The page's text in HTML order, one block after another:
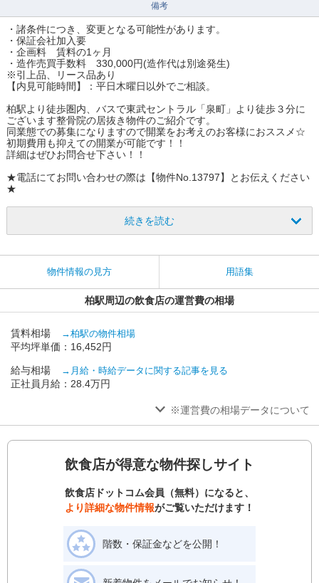
備考
・諸条件につき、変更となる可能性があります。
・保証会社加入要
・企画料 賃料の1ヶ月
・造作売買手数料 330,000円(造作代は別途発生)
※引上品、リース品あり
【内見可能時間】：平日木曜日以外でご相談。
柏駅より徒歩圏内、バスで東武セントラル「泉町」より徒歩３分に
ございます整骨院の居抜き物件のご紹介です。
同業態での募集になりますので開業をお考えのお客様におススメ☆
初期費用も抑えての開業が可能です！！
詳細はぜひお問合せ下さい！！
★電話にてお問い合わせの際は【物件No.13797】とお伝えください
★
続きを読む
物件情報の見方 用語集
柏駅周辺の飲食店の運営費の相場
賃料相場 →柏駅の物件相場
平均坪単価：16,452円
給与相場 →月給・時給データに関する記事を見る
正社員月給：28.4万円
※運営費の相場データについて
飲食店が得意な物件探しサイト
飲食店ドットコム会員（無料）になると、
より詳細な物件情報がご覧いただけます！
階数・保証金などを公開！